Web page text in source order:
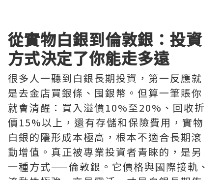
從實物白銀到倫敦銀：投資
方式決定了你能走多遠
很多人一聽到白銀長期投資，第一反應就
是去金店買銀條、囤銀幣。但算一筆賬你
就會清醒：買入溢價10%至20%、回收折
價15%以上，還有存儲和保險費用，實物
白銀的隱形成本極高，根本不適合長期滾
動增值。真正被專業投資者青睞的，是另
一種方式——倫敦銀。它價格與國際接軌、